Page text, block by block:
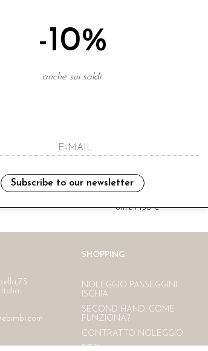
oltre i 150 €
Italia
SHOPPING
NOLEGGIO PASSEGGINI
ISCHIA
SECOND HAND. COME
FUNZIONA?
CONTRATTO NOLEGGIO
-10%
anche sui saldi.
Subscribe to our newsletter